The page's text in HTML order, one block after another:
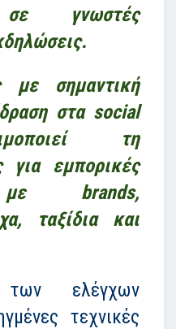
σε γνωστές
με σημαντική
στα social
τη
για εμπορικές
με brands,
ταξίδια και
ελέγχων
τεχνικές